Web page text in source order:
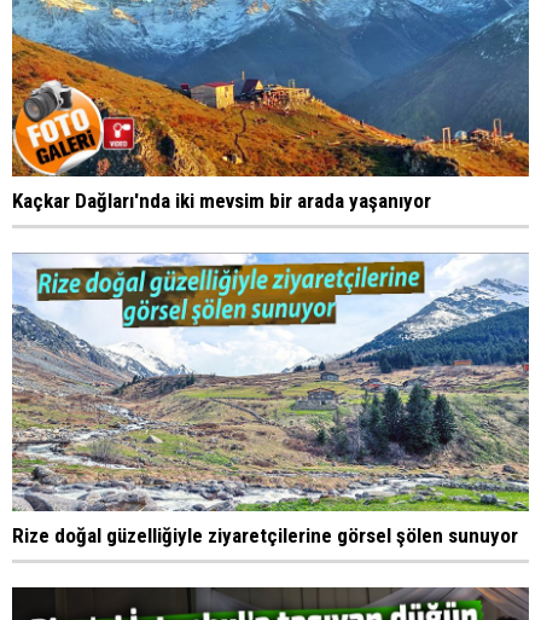
Kaçkar Dağları'nda iki mevsim bir arada yaşanıyor
Rize doğal güzelliğiyle ziyaretçilerine görsel şölen sunuyor